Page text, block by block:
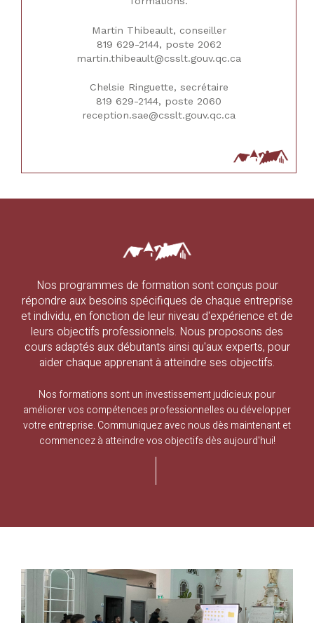
Martin Thibeault, conseiller
819 629-2144, poste 2062
martin.thibeault@csslt.gouv.qc.ca
Chelsie Ringuette, secrétaire
819 629-2144, poste 2060
reception.sae@csslt.gouv.qc.ca
Nos programmes de formation sont conçus pour
répondre aux besoins spécifiques de chaque entreprise
et individu, en fonction de leur niveau d'expérience et de
leurs objectifs professionnels. Nous proposons des
cours adaptés aux débutants ainsi qu'aux experts, pour
aider chaque apprenant à atteindre ses objectifs.
Nos formations sont un investissement judicieux pour
améliorer vos compétences professionnelles ou développer
votre entreprise. Communiquez avec nous dès maintenant et
commencez à atteindre vos objectifs dès aujourd'hui!